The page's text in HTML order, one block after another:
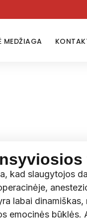
MEDŽIAGA
kad slaugytojos
labai
emocinės būklės.